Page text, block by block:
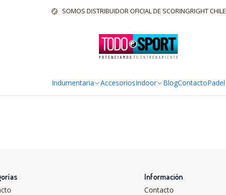
Indumentaria AccesoriosIndoor BlogContactoPadel
SOMOS DISTRIBUIDOR OFICIAL DE SCORINGRIGHT CHILE
Inicio Indoor Mat
Mat
Información
Contacto